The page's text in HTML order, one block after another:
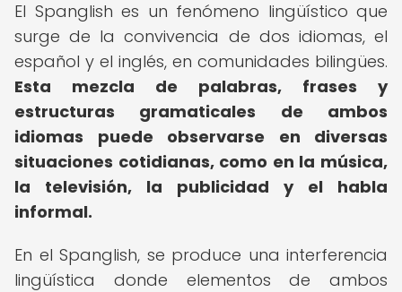
El Spanglish es un fenómeno lingüístico que
surge de la convivencia de dos idiomas, el
español y el inglés, en comunidades bilingües.
Esta mezcla de palabras, frases y
estructuras gramaticales de ambos
idiomas puede observarse en diversas
situaciones cotidianas, como en la música,
la televisión, la publicidad y el habla
informal.
En el Spanglish, se produce una interferencia
lingüística donde elementos de ambos